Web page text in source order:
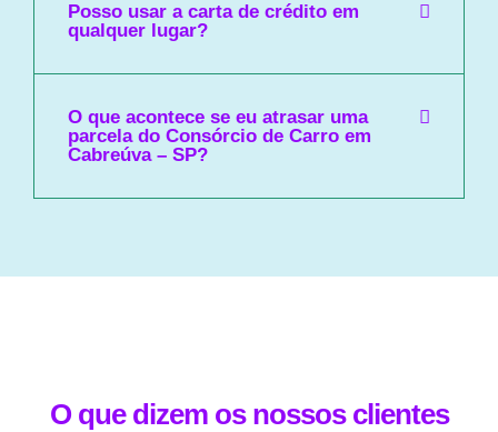
Posso usar a carta de crédito em
qualquer lugar?
O que acontece se eu atrasar uma
parcela do Consórcio de Carro em
Cabreúva – SP?
O que dizem os nossos clientes